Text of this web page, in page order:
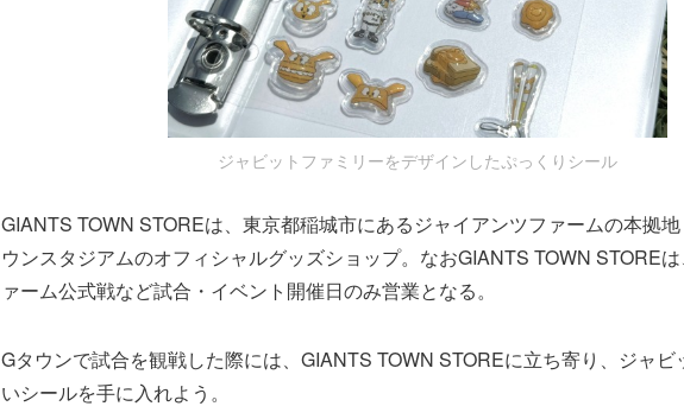
ジャビットファミリーをデザインしたぷっくりシール
GIANTS TOWN STOREは、東京都稲城市にあるジャイアンツファームの本拠
ウンスタジアムのオフィシャルグッズショップ。なおGIANTS TOWN STORE
ァーム公式戦など試合・イベント開催日のみ営業となる。
Gタウンで試合を観戦した際には、GIANTS TOWN STOREに立ち寄り、ジャ
いシールを手に入れよう。